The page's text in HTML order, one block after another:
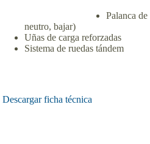
Palanca
neutro, bajar)
Uñas de carga reforzadas
Sistema de ruedas tándem
Descargar ficha técnica